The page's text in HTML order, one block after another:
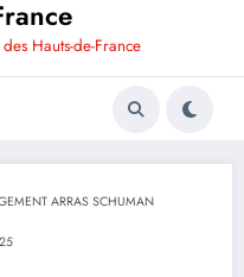
Hauts-de-France
ARRAS SCHUMAN